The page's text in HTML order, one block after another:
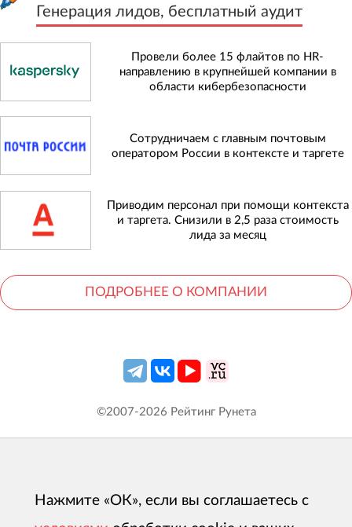
Генерация лидов, бесплатный аудит
Провели более 15 флайтов по HR-
направлению в крупнейшей компании в
области кибербезопасности
Сотрудничаем с главным почтовым
оператором России в контексте и таргете
Приводим персонал при помощи контекста
и таргета. Снизили в 2,5 раза стоимость
лида за месяц
ПОДРОБНЕЕ О КОМПАНИИ
©2007-2026 Рейтинг Рунета
Нажмите «ОК», если вы соглашаетесь с